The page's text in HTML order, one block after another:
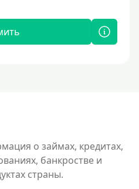
о займах, кредитах,
банкростве и
страны.